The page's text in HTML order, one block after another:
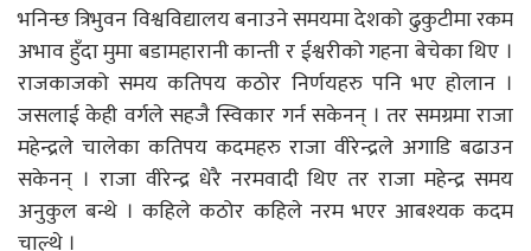
भनिन्छ त्रिभुवन विश्वविद्यालय बनाउने समयमा देशको ढुकुटीमा रकम
अभाव हुँदा मुमा बडामहारानी कान्ती र ईश्वरीको गहना बेचेका थिए ।
राजकाजको समय कतिपय कठोर निर्णयहरु पनि भए होलान ।
जसलाई केही वर्गले सहजै स्विकार गर्न सकेनन् । तर समग्रमा राजा
महेन्द्रले चालेका कतिपय कदमहरु राजा वीरेन्द्रले अगाडि बढाउन
सकेनन् । राजा वीरेन्द्र धेरै नरमवादी थिए तर राजा महेन्द्र समय
अनुकुल बन्थे । कहिले कठोर कहिले नरम भएर आबश्यक कदम
चाल्थे ।